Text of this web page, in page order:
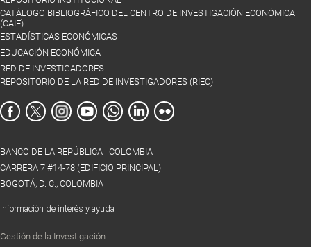
CATÁLOGO BIBLIOGRÁFICO DEL CENTRO DE INVESTIGACIÓN ECONÓMICA
(CAIE)
ESTADÍSTICAS ECONÓMICAS
EDUCACIÓN ECONÓMICA
RED DE INVESTIGADORES
REPOSITORIO DE LA RED DE INVESTIGADORES (RIEC)
BANCO DE LA REPÚBLICA | COLOMBIA
CARRERA 7 #14-78 (EDIFICIO PRINCIPAL)
BOGOTÁ, D. C., COLOMBIA
Información de interés y ayuda
Gestión de la Investigación